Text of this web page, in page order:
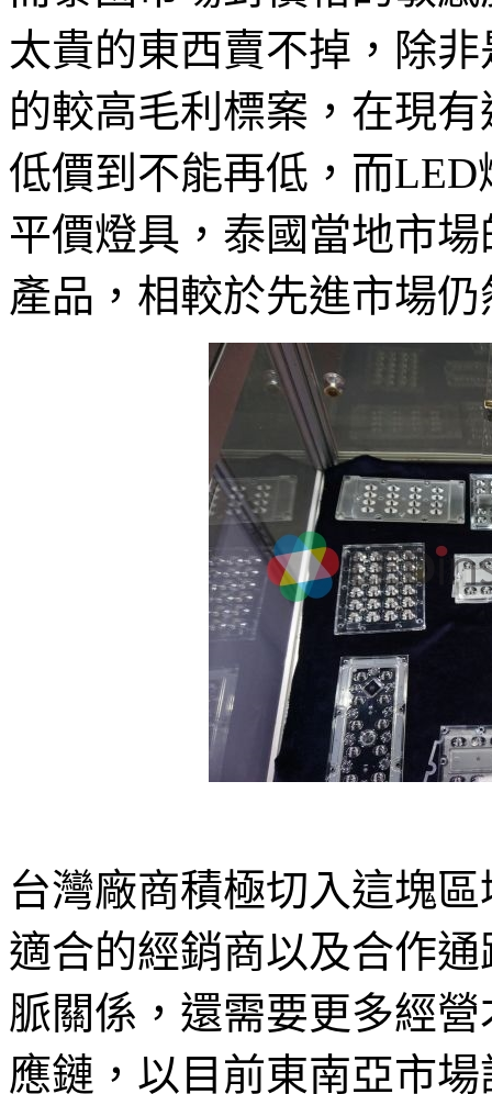
太貴的東西賣不掉，除
的較高毛利標案，在現
低價到不能再低，而
平價燈具，泰國當地市
產品，相較於先進市場
台灣廠商積極切入這塊
適合的經銷商以及合作
脈關係，還需要更多經
應鏈，以目前東南亞市